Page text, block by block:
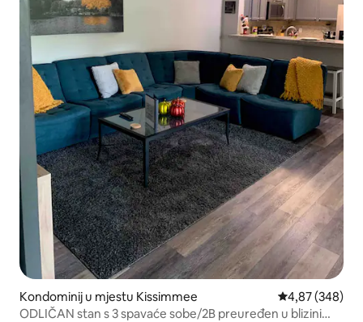
Kondominij u mjestu Kissimmee Prosječna
4,87 (348)
ODLIČAN stan s 3 spavaće sobe/2B preuređen u blizini